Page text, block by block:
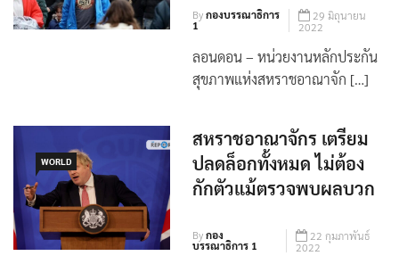
Byกองบรรณาธิการ
1
29 มิถุนายน
2022
ลอนดอน – หน่วยงานหลักประกัน
สุขภาพแห่งสหราชอาณาจัก […]
WORLD
สหราชอาณาจักร เตรียม
ปลดล็อกทั้งหมด ไม่ต้อง
กักตัวแม้ตรวจพบผลบวก
Byกอง
บรรณาธิการ 1
22 กุมภาพันธ์
2022